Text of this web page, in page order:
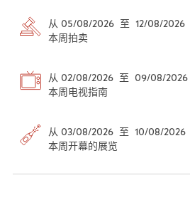
从 05/08/2026 至 12/08/2026
本周拍卖
从 02/08/2026 至 09/08/2026
本周电视指南
从 03/08/2026 至 10/08/2026
本周开幕的展览